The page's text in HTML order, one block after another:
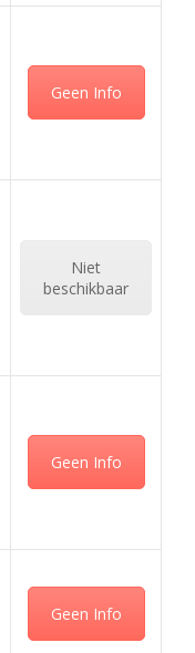
Geen Info
Niet
beschikbaar
Geen Info
Geen Info